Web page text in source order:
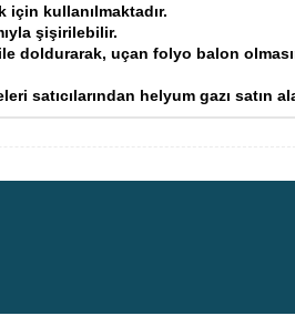
kullanılmaktadır.
şişirilebilir.
doldurarak, uçan folyo balon
satıcılarından helyum gazı satın